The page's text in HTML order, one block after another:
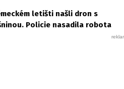
letišti našli dron s
Policie nasadila robota